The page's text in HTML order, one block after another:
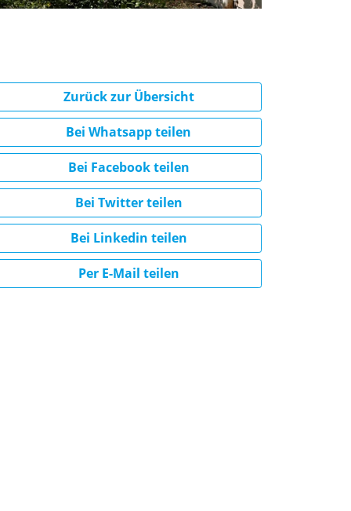
Zurück zur Übersicht
Bei Whatsapp teilen
Bei Facebook teilen
Bei Twitter teilen
Bei Linkedin teilen
Per E-Mail teilen